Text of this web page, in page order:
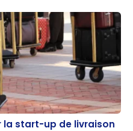
start-up de livraison de
la start-up de livraison